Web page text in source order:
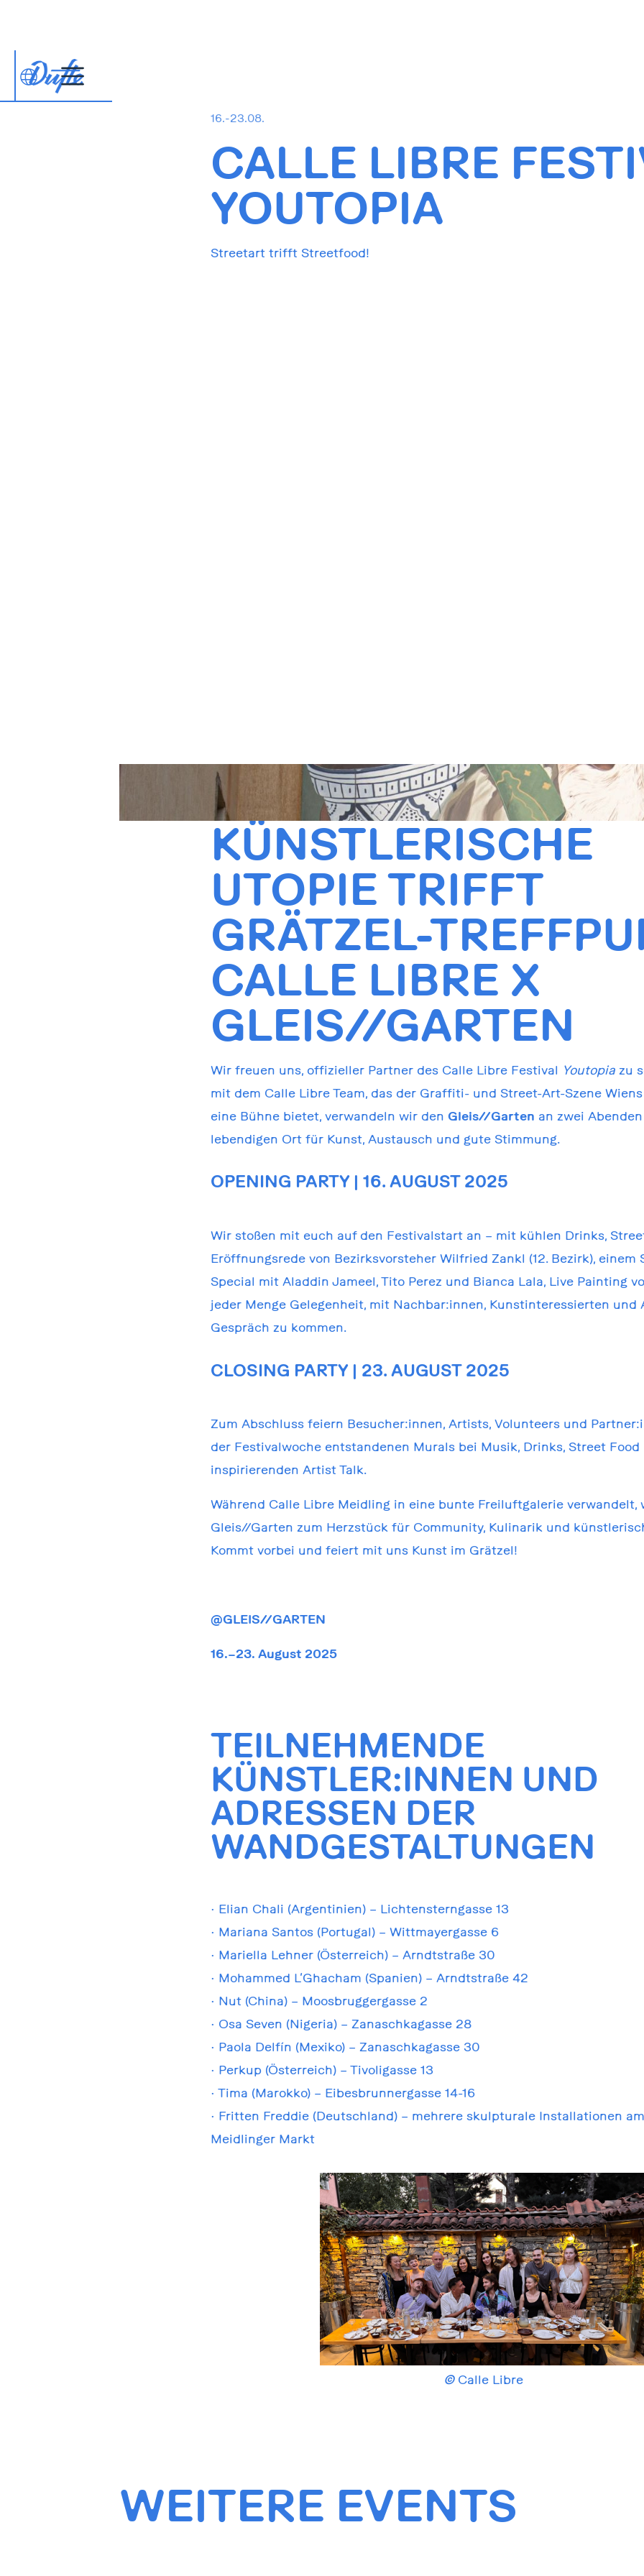
16.-23.08.
CALLE LIBRE
YOUTOPIA
Streetart trifft Streetfood!
KÜNSTLERISCHE
UTOPIE TRIFFT
GRÄTZEL-
CALLE LIBRE X
GLEIS//GARTEN
Wir freuen uns, offizieller Partner des Calle Libre Festival Youtopiazu
mit dem Calle Libre Team, das der Graffiti- und Street-Art-Szene
eine Bühne bietet, verwandeln wir den Gleis//Garten an zwei
lebendigen Ort für Kunst, Austausch und gute Stimmung.
OPENING PARTY | 16. AUGUST 2025
Wir stoßen mit euch auf den Festivalstart an – mit kühlen Drinks,
Eröffnungsrede von Bezirksvorsteher Wilfried Zankl (12. Bezirk), einem
Special mit Aladdin Jameel, Tito Perez und Bianca Lala, Live Painting
jeder Menge Gelegenheit, mit Nachbar:innen, Kunstinteressierten und
Gespräch zu kommen.
CLOSING PARTY | 23. AUGUST 2025
Zum Abschluss feiern Besucher:innen, Artists, Volunteers und
der Festivalwoche entstandenen Murals bei Musik, Drinks, Street
inspirierenden Artist Talk.
Während Calle Libre Meidling in eine bunte Freiluftgalerie verwandelt,
Gleis//Garten zum Herzstück für Community, Kulinarik und
Kommt vorbei und feiert mit uns Kunst im Grätzel!
@GLEIS//GARTEN
16.–23. August 2025
TEILNEHMENDE
KÜNSTLER:INNEN UND
ADRESSEN DER
WANDGESTALTUNGEN
• Elian Chali (Argentinien) – Lichtensterngasse 13
• Mariana Santos (Portugal) – Wittmayergasse 6
• Mariella Lehner (Österreich) – Arndtstraße 30
• Mohammed L’Ghacham (Spanien) – Arndtstraße 42
• Nut (China) – Moosbruggergasse 2
• Osa Seven (Nigeria) – Zanaschkagasse 28
• Paola Delfín (Mexiko) – Zanaschkagasse 30
• Perkup (Österreich) – Tivoligasse 13
• Tima (Marokko) – Eibesbrunnergasse 14-16
• Fritten Freddie (Deutschland) – mehrere skulpturale Installationen am
Meidlinger Markt
©Calle Libre
WEITERE EVENTS